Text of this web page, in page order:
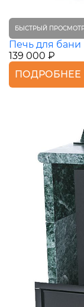
БЫСТРЫЙ
Печь для
139 000 ₽
ПОДРОБНЕЕ